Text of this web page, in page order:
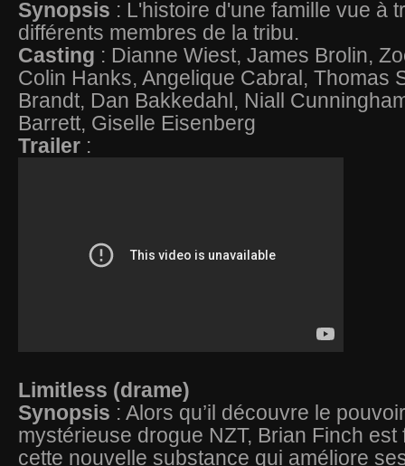
Synopsis : L'histoire d'une famille vue à
différents membres de la tribu.
Casting : Dianne Wiest, James Brolin,
Colin Hanks, Angelique Cabral, Thomas
Brandt, Dan Bakkedahl, Niall
Barrett, Giselle Eisenberg
Trailer :
Limitless (drame)
Synopsis : Alors qu’il découvre le
mystérieuse drogue NZT, Brian Finch est
cette nouvelle substance qui améliore